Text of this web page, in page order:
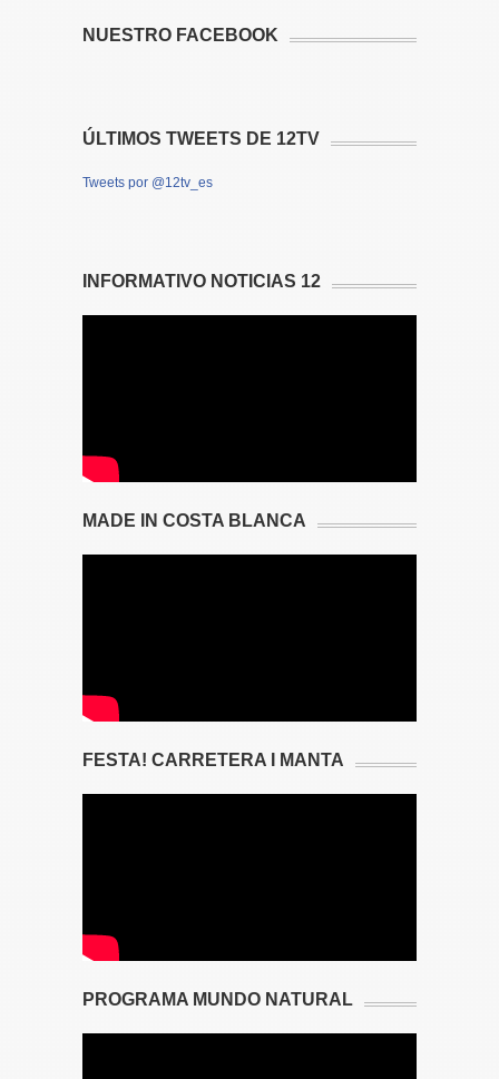
NUESTRO FACEBOOK
ÚLTIMOS TWEETS DE 12TV
Tweets por @12tv_es
INFORMATIVO NOTICIAS 12
MADE IN COSTA BLANCA
FESTA! CARRETERA I MANTA
PROGRAMA MUNDO NATURAL